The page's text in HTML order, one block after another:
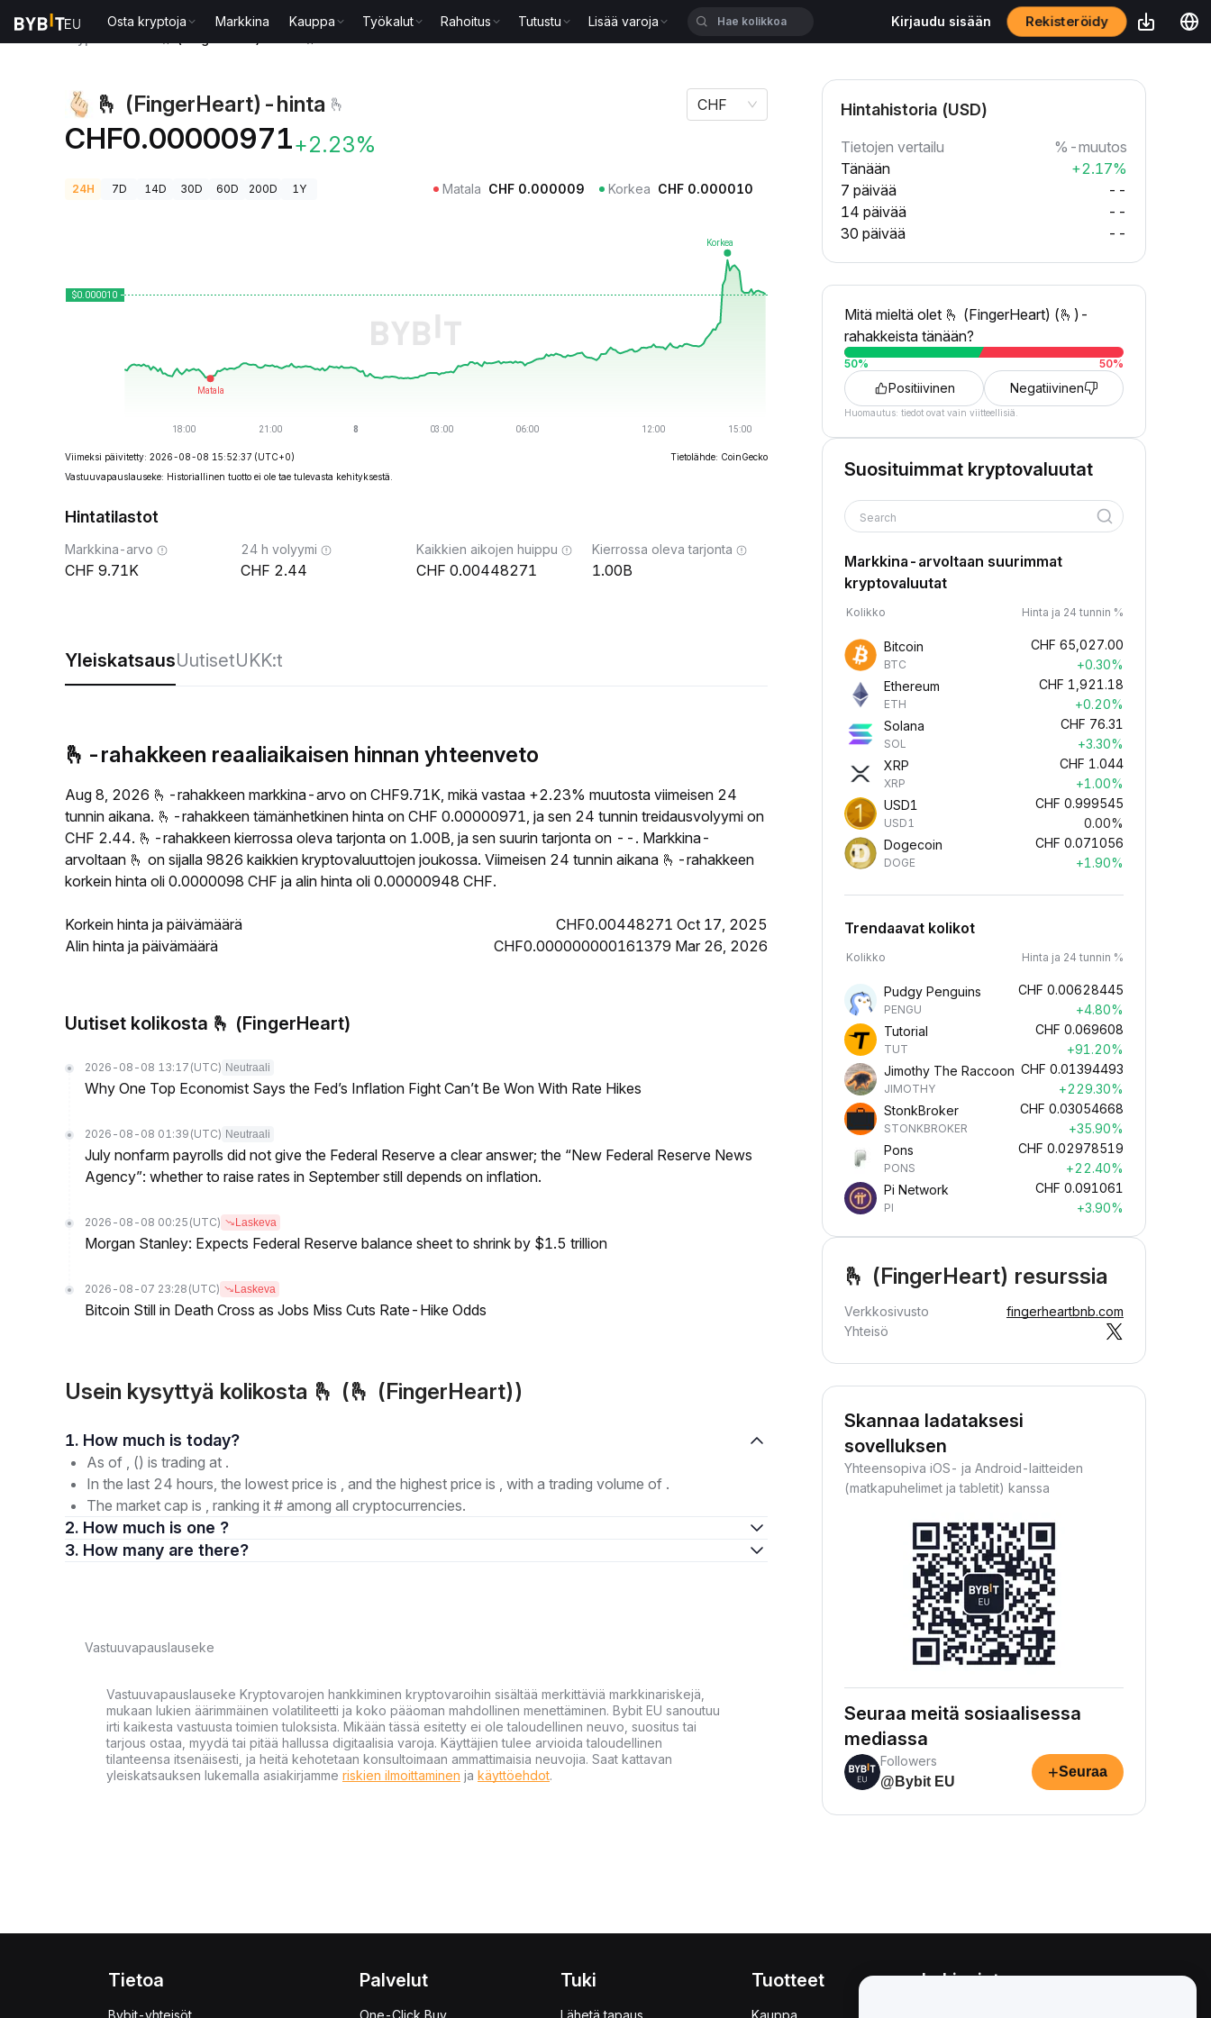
Osta kryptoja Markkina Kauppa Työkalut Rahoitus Tutustu Lisää varoja Kirjaudu sisään Rekisteröidy
🫰 (FingerHeart)-hinta 🫰
CHF0.00000971+2.23%
CHF
24H 7D 14D 30D 60D 200D 1Y Matala CHF 0.000009 Korkea CHF 0.000010
Viimeksi päivitetty: 2026-08-08 15:52:37 (UTC+0)
Tietolähde: CoinGecko
Vastuuvapauslauseke: Historiallinen tuotto ei ole tae tulevasta kehityksestä.
Hintatilastot
Markkina-arvo
9.71K
24 h volyymi
2.44
Kaikkien aikojen huippu
0.00448271
Kierrossa oleva tarjonta
1.00B
YleiskatsausUutisetUKK:t
🫰-rahakkeen reaaliaikaisen hinnan yhteenveto
Aug 8, 2026 🫰-rahakkeen markkina-arvo on CHF9.71K, mikä vastaa +2.23% muutosta viimeisen 24
tunnin aikana. 🫰-rahakkeen tämänhetkinen hinta on CHF 0.00000971, ja sen 24 tunnin treidausvolyymi on
CHF 2.44. 🫰-rahakkeen kierrossa oleva tarjonta on 1.00B, ja sen suurin tarjonta on --. Markkina-
arvoltaan 🫰 on sijalla 9826 kaikkien kryptovaluuttojen joukossa. Viimeisen 24 tunnin aikana 🫰-rahakkeen
korkein hinta oli 0.0000098 CHF ja alin hinta oli 0.00000948 CHF.
Korkein hinta ja päivämäärä
CHF0.00448271 Oct 17, 2025
Alin hinta ja päivämäärä
CHF0.000000000161379 Mar 26, 2026
Uutiset kolikosta 🫰 (FingerHeart)
2026-08-08 13:17 (UTC) Neutraali
Why One Top Economist Says the Fed’s Inflation Fight Can’t Be Won With Rate Hikes
2026-08-08 01:39 (UTC) Neutraali
July nonfarm payrolls did not give the Federal Reserve a clear answer; the “New Federal Reserve News
Agency”: whether to raise rates in September still depends on inflation.
2026-08-08 00:25 (UTC) Laskeva
Morgan Stanley: Expects Federal Reserve balance sheet to shrink by $1.5 trillion
2026-08-07 23:28 (UTC) Laskeva
Bitcoin Still in Death Cross as Jobs Miss Cuts Rate-Hike Odds
Usein kysyttyä kolikosta 🫰 (🫰 (FingerHeart))
1. How much is today?
As of , () is trading at .
In the last 24 hours, the lowest price is , and the highest price is , with a trading volume of .
The market cap is , ranking it # among all cryptocurrencies.
2. How much is one ?
3. How many are there?
Vastuuvapauslauseke
Vastuuvapauslauseke Kryptovarojen hankkiminen kryptovaroihin sisältää merkittäviä markkinariskejä,
mukaan lukien äärimmäinen volatiliteetti ja koko pääoman mahdollinen menettäminen. Bybit EU sanoutuu
irti kaikesta vastuusta toimien tuloksista. Mikään tässä esitetty ei ole taloudellinen neuvo, suositus tai
tarjous ostaa, myydä tai pitää hallussa digitaalisia varoja. Käyttäjien tulee arvioida taloudellinen
tilanteensa itsenäisesti, ja heitä kehotetaan konsultoimaan ammattimaisia neuvojia. Saat kattavan
yleiskatsauksen lukemalla asiakirjamme riskien ilmoittaminen ja käyttöehdot.
Hintahistoria (USD)
Tietojen vertailu
%-muutos
Tänään
+2.17%
7 päivää
--
14 päivää
--
30 päivää
--
Mitä mieltä olet 🫰 (FingerHeart) (🫰)-
rahakkeista tänään?
50% 50%
Positiivinen Negatiivinen
Huomautus: tiedot ovat vain viitteellisiä.
Suosituimmat kryptovaluutat
Search
Markkina-arvoltaan suurimmat
kryptovaluutat
Kolikko Hinta ja 24 tunnin %
Bitcoin
BTC
CHF 65,027.00
+0.30%
Ethereum
ETH
CHF 1,921.18
+0.20%
Solana
SOL
CHF 76.31
+3.30%
XRP
XRP
CHF 1.044
+1.00%
USD1
USD1
CHF 0.999545
0.00%
Dogecoin
DOGE
CHF 0.071056
+1.90%
Trendaavat kolikot
Kolikko Hinta ja 24 tunnin %
Pudgy Penguins
PENGU
CHF 0.00628445
+4.80%
Tutorial
TUT
CHF 0.069608
+91.20%
Jimothy The Raccoon
JIMOTHY
CHF 0.01394493
+229.30%
StonkBroker
STONKBROKER
CHF 0.03054668
+35.90%
Pons
PONS
CHF 0.02978519
+22.40%
Pi Network
PI
CHF 0.091061
+3.90%
🫰 (FingerHeart) resurssia
Verkkosivusto
fingerheartbnb.com
Yhteisö
Skannaa ladataksesi
sovelluksen
Yhteensopiva iOS- ja Android-laitteiden
(matkapuhelimet ja tabletit) kanssa
Seuraa meitä sosiaalisessa
mediassa
Followers
@Bybit EU
+Seuraa
Tietoa
Bybit-yhteisöt
Palvelut
One-Click Buy
Tuki
Lähetä tapaus
Tuotteet
Kauppa
Lakiasiat